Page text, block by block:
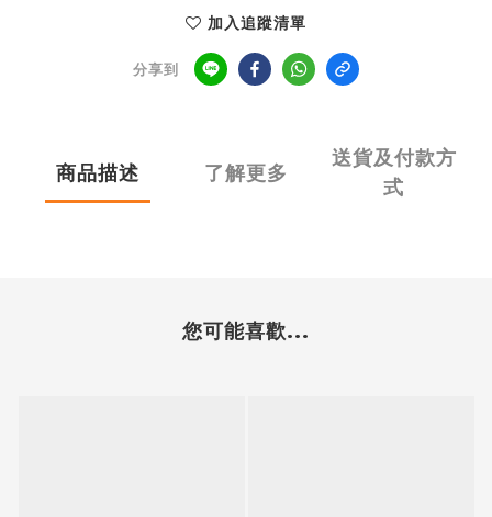
加入追蹤清單
分享到
商品描述 了解更多
送貨及付款方
式
您可能喜歡...